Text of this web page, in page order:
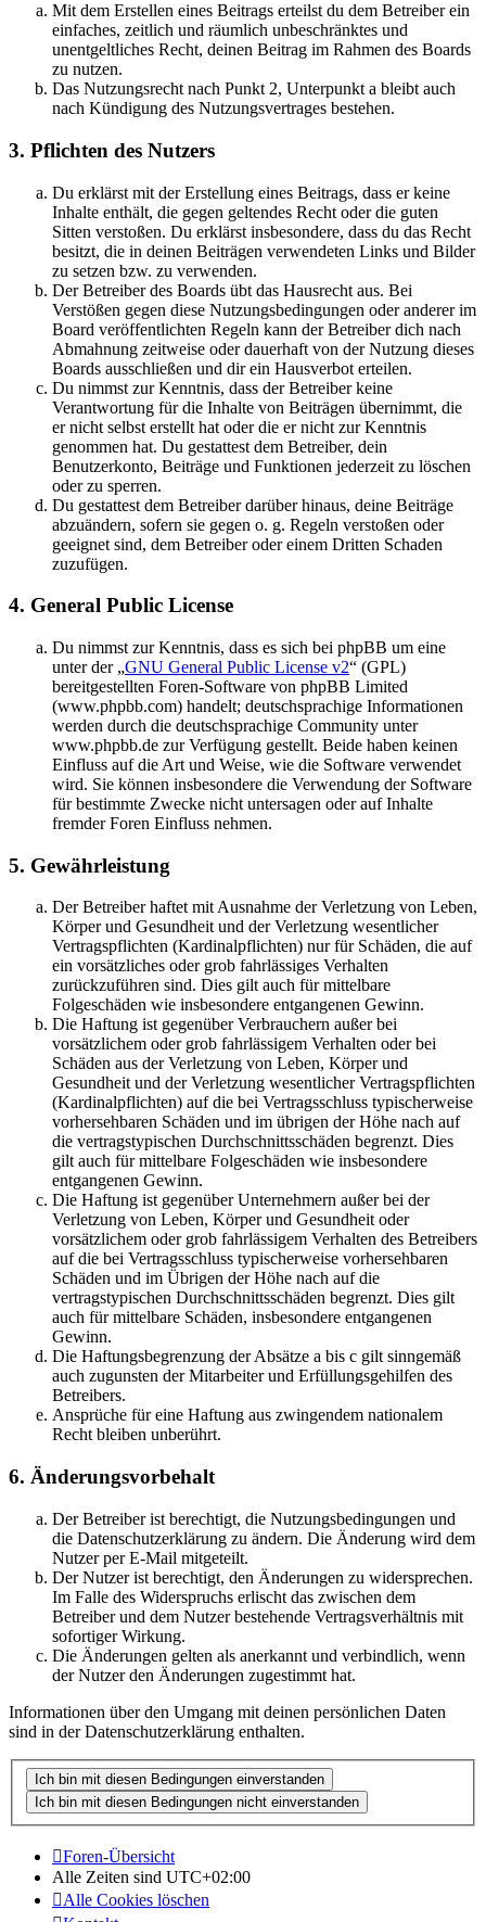
Mit dem Erstellen eines Beitrags erteilst du dem Betreiber ein
einfaches, zeitlich und räumlich unbeschränktes und
unentgeltliches Recht, deinen Beitrag im Rahmen des Boards
zu nutzen.
Das Nutzungsrecht nach Punkt 2, Unterpunkt a bleibt auch
nach Kündigung des Nutzungsvertrages bestehen.
3. Pflichten des Nutzers
Du erklärst mit der Erstellung eines Beitrags, dass er keine
Inhalte enthält, die gegen geltendes Recht oder die guten
Sitten verstoßen. Du erklärst insbesondere, dass du das Recht
besitzt, die in deinen Beiträgen verwendeten Links und Bilder
zu setzen bzw. zu verwenden.
Der Betreiber des Boards übt das Hausrecht aus. Bei
Verstößen gegen diese Nutzungsbedingungen oder anderer im
Board veröffentlichten Regeln kann der Betreiber dich nach
Abmahnung zeitweise oder dauerhaft von der Nutzung dieses
Boards ausschließen und dir ein Hausverbot erteilen.
Du nimmst zur Kenntnis, dass der Betreiber keine
Verantwortung für die Inhalte von Beiträgen übernimmt, die
er nicht selbst erstellt hat oder die er nicht zur Kenntnis
genommen hat. Du gestattest dem Betreiber, dein
Benutzerkonto, Beiträge und Funktionen jederzeit zu löschen
oder zu sperren.
Du gestattest dem Betreiber darüber hinaus, deine Beiträge
abzuändern, sofern sie gegen o. g. Regeln verstoßen oder
geeignet sind, dem Betreiber oder einem Dritten Schaden
zuzufügen.
4. General Public License
Du nimmst zur Kenntnis, dass es sich bei phpBB um eine
unter der „GNU General Public License v2“ (GPL)
bereitgestellten Foren-Software von phpBB Limited
(www.phpbb.com) handelt; deutschsprachige Informationen
werden durch die deutschsprachige Community unter
www.phpbb.de zur Verfügung gestellt. Beide haben keinen
Einfluss auf die Art und Weise, wie die Software verwendet
wird. Sie können insbesondere die Verwendung der Software
für bestimmte Zwecke nicht untersagen oder auf Inhalte
fremder Foren Einfluss nehmen.
5. Gewährleistung
Der Betreiber haftet mit Ausnahme der Verletzung von Leben,
Körper und Gesundheit und der Verletzung wesentlicher
Vertragspflichten (Kardinalpflichten) nur für Schäden, die auf
ein vorsätzliches oder grob fahrlässiges Verhalten
zurückzuführen sind. Dies gilt auch für mittelbare
Folgeschäden wie insbesondere entgangenen Gewinn.
Die Haftung ist gegenüber Verbrauchern außer bei
vorsätzlichem oder grob fahrlässigem Verhalten oder bei
Schäden aus der Verletzung von Leben, Körper und
Gesundheit und der Verletzung wesentlicher Vertragspflichten
(Kardinalpflichten) auf die bei Vertragsschluss typischerweise
vorhersehbaren Schäden und im übrigen der Höhe nach auf
die vertragstypischen Durchschnittsschäden begrenzt. Dies
gilt auch für mittelbare Folgeschäden wie insbesondere
entgangenen Gewinn.
Die Haftung ist gegenüber Unternehmern außer bei der
Verletzung von Leben, Körper und Gesundheit oder
vorsätzlichem oder grob fahrlässigem Verhalten des Betreibers
auf die bei Vertragsschluss typischerweise vorhersehbaren
Schäden und im Übrigen der Höhe nach auf die
vertragstypischen Durchschnittsschäden begrenzt. Dies gilt
auch für mittelbare Schäden, insbesondere entgangenen
Gewinn.
Die Haftungsbegrenzung der Absätze a bis c gilt sinngemäß
auch zugunsten der Mitarbeiter und Erfüllungsgehilfen des
Betreibers.
Ansprüche für eine Haftung aus zwingendem nationalem
Recht bleiben unberührt.
6. Änderungsvorbehalt
Der Betreiber ist berechtigt, die Nutzungsbedingungen und
die Datenschutzerklärung zu ändern. Die Änderung wird dem
Nutzer per E-Mail mitgeteilt.
Der Nutzer ist berechtigt, den Änderungen zu widersprechen.
Im Falle des Widerspruchs erlischt das zwischen dem
Betreiber und dem Nutzer bestehende Vertragsverhältnis mit
sofortiger Wirkung.
Die Änderungen gelten als anerkannt und verbindlich, wenn
der Nutzer den Änderungen zugestimmt hat.
Informationen über den Umgang mit deinen persönlichen Daten
sind in der Datenschutzerklärung enthalten.
Foren-Übersicht
Alle Zeiten sind UTC+02:00
Alle Cookies löschen